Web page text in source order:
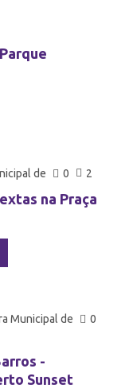
de 0 2
na Praça
Municipal de
0
-
Sunset